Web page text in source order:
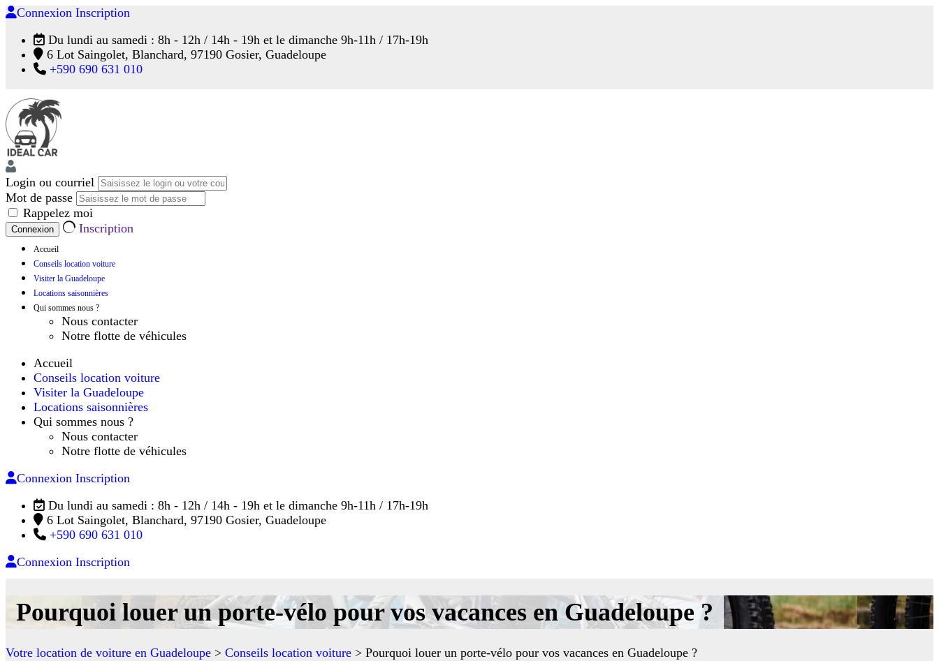
Connexion Inscription
Du lundi au samedi : 8h - 12h / 14h - 19h et le dimanche 9h-11h / 17h-19h
6 Lot Saingolet, Blanchard, 97190 Gosier, Guadeloupe
+590 690 631 010
Login ou courriel
Mot de passe
Rappelez moi
Inscription
Accueil
Conseils location voiture
Visiter la Guadeloupe
Locations saisonnières
Qui sommes nous ?
Nous contacter
Notre flotte de véhicules
Accueil
Conseils location voiture
Visiter la Guadeloupe
Locations saisonnières
Qui sommes nous ?
Nous contacter
Notre flotte de véhicules
Connexion Inscription
Du lundi au samedi : 8h - 12h / 14h - 19h et le dimanche 9h-11h / 17h-19h
6 Lot Saingolet, Blanchard, 97190 Gosier, Guadeloupe
+590 690 631 010
Connexion Inscription
Pourquoi louer un porte-vélo pour vos vacances en Guadeloupe ?
Votre location de voiture en Guadeloupe > Conseils location voiture > Pourquoi louer un porte-vélo pour vos vacances en Guadeloupe ?